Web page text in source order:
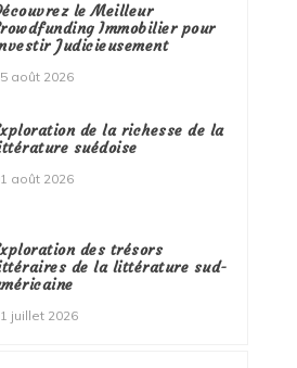
le Meilleur
Immobilier pour
Judicieusement
août 2026
de la richesse de la
suédoise
août 2026
des trésors
de la littérature sud-
juillet 2026